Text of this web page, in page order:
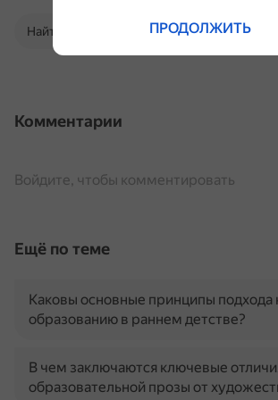
Найти в Поиске
Комментарии
Войдите, чтобы комментировать
Ещё по теме
Каковы основные принципы подхода
образованию в раннем детстве?
В чем заключаются ключевые
образовательной прозы от
ПРОДОЛЖИТЬ